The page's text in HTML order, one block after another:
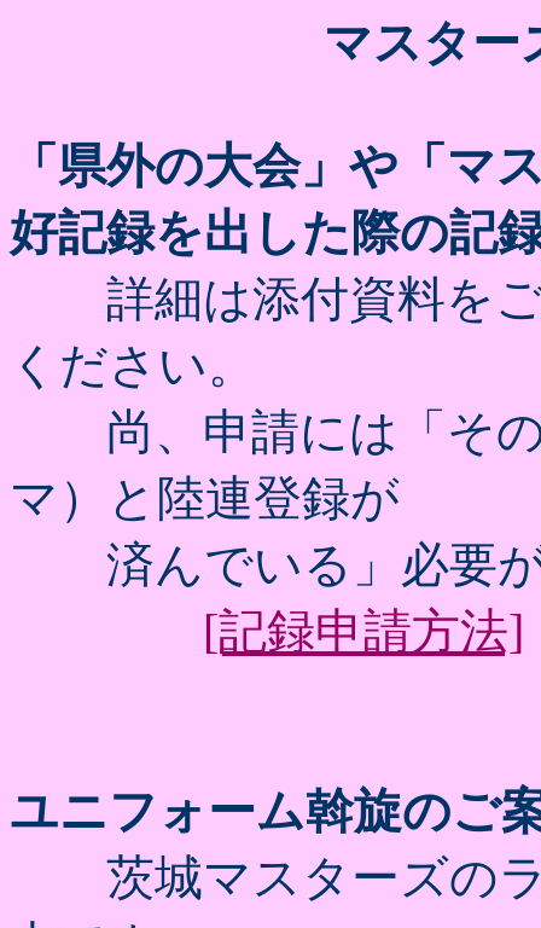
マスター
「県外の大会」や「マ
好記録を出した際の記
詳細は添付資料をご
ください。
尚、申請には「その
マ）と陸連登録が
済んでいる」必要が
[記録申請方法]
ユニフォーム斡旋のご
茨城マスターズのラ